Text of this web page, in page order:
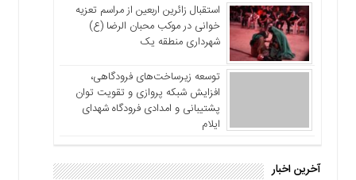
استقبال زائرین اربعین از مراسم تعزیه
خوانی در موکب محبان الرضا (ع)
شهرداری منطقه یک
توسعه زیرساخت‌های فرودگاهی،
افزایش شبکه پروازی و تقویت توان
پشتیبانی و امدادی فرودگاه شهدای
ایلام
آخرین اخبار